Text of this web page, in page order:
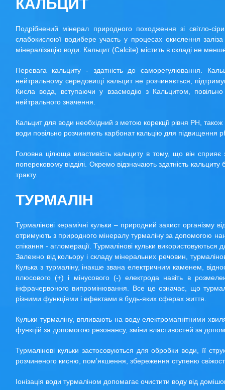
КАЛЬЦИТ
Подрібнений мінерал природного походження зі світло-
слабокислоюї водибере участь у процесах окислення
мінералізацію води. Кальцит (Calcite) містить в складі не
Перевага кальциту - здатність до саморегулювання.
нейтральному середовищі кальцит не розчиняється,
Кисла вода, вступаючи у взаємодію з Кальцитом,
нейтрального значення.
Кальцит для води необхідний з метою корекції рівня PH, також
води повільно розчиняють карбонат кальцію для підвищення
Головна цілюща властивість кальциту в тому, що він
поперековому відділі. Окремо відзначають здатність
тракту.
ТУРМАЛІН
Турмалінові керамічні кульки – природний захист
отримують з природного мінералу турмаліну за допомогою
спікання - агломерації. Турмалінові кульки
Залежно від кольору і складу мінеральних речовин,
Кулька з турмаліну, інакше звана електричним каменем,
плюсового (+) і мінусового (-) електрода навіть в
інфрачервоного випромінювання. Все це означає, що
різними функціями і ефектами в будь-яких сферах життя.
Кульки турмаліну, впливають на воду електромагнітними
функцій за допомогою резонансу, зміни властивостей за
Турмалінові кульки застосовуються для обробки води, її
розчиненого кисню, пом’якшення, збереження ступеню
Іонізація води турмаліном допомагає очистити воду від